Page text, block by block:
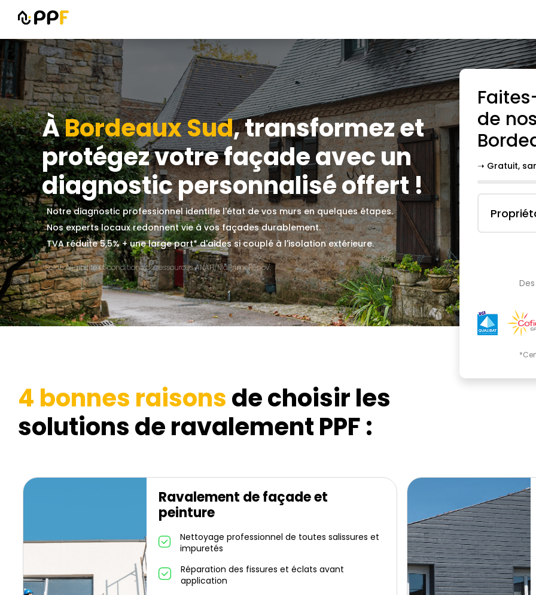
ÀBordeaux Sud, transformez et
protégez votre façade avec un
diagnostic personnalisé offert !
Notre diagnostic professionnel identifie l'état de vos murs en quelques étapes.
Nos experts locaux redonnent vie à vos façades durablement.
TVA réduite 5,5% + une large part* d'aides si couplé à l'isolation extérieure.
*Selon éligibilité et conditions de ressources ANAH/MaPrimeRénov'.
de
➝ Gratuit,
4 bonnes raisonsde choisir les
solutions de ravalement PPF :
Ravalement de façade et
peinture
Nettoyage professionnel de toutes salissures et
impuretés
Réparation des fissures et éclats avant
application